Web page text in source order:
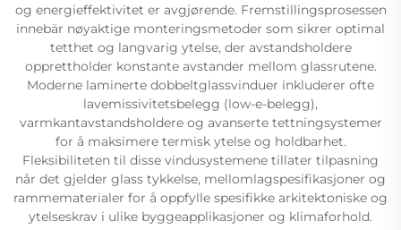
og energieffektivitet er avgjørende. Fremstillingsprosessen
innebär nøyaktige monteringsmetoder som sikrer optimal
tetthet og langvarig ytelse, der avstandsholdere
opprettholder konstante avstander mellom glassrutene.
Moderne laminerte dobbeltglassvinduer inkluderer ofte
lavemissivitetsbelegg (low-e-belegg),
varmkantavstandsholdere og avanserte tettningsystemer
for å maksimere termisk ytelse og holdbarhet.
Fleksibiliteten til disse vindusystemene tillater tilpasning
når det gjelder glass tykkelse, mellomlagspesifikasjoner og
rammematerialer for å oppfylle spesifikke arkitektoniske og
ytelseskrav i ulike byggeapplikasjoner og klimaforhold.